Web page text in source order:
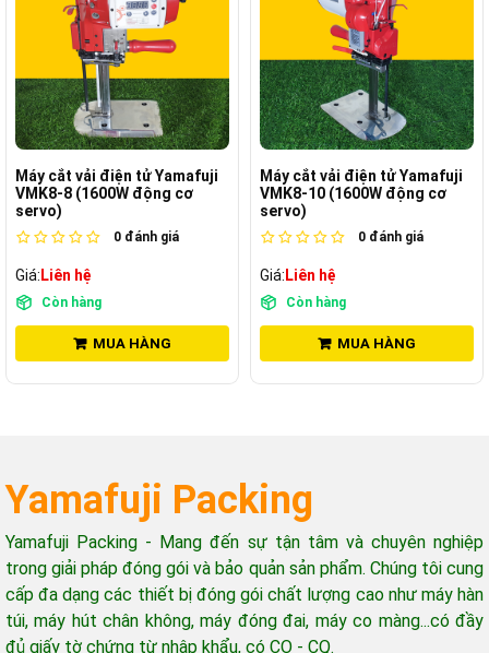
Máy cắt vải điện tử Yamafuji
VMK8-8 (1600W động cơ
servo)
0 đánh giá
Giá: Liên hệ
Còn hàng
MUA HÀNG
Máy cắt vải điện tử Yamafuji
VMK8-10 (1600W động cơ
servo)
0 đánh giá
Giá: Liên hệ
Còn hàng
MUA HÀNG
Yamafuji Packing
Yamafuji Packing - Mang đến sự tận tâm và chuyên nghiệp
trong giải pháp đóng gói và bảo quản sản phẩm. Chúng tôi cung
cấp đa dạng các thiết bị đóng gói chất lượng cao như máy hàn
túi, máy hút chân không, máy đóng đai, máy co màng...có đầy
đủ giấy tờ chứng từ nhập khẩu, có CO - CQ.